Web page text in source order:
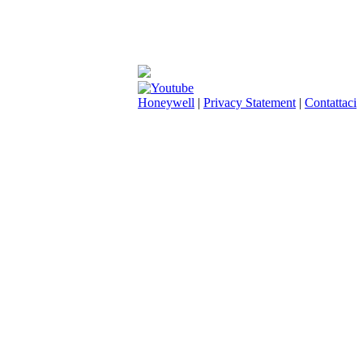
Honeywell | Privacy Statement | Contattaci